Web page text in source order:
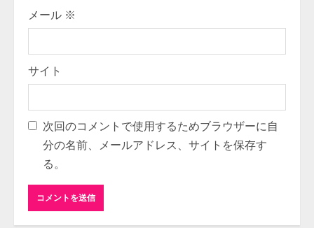
メール ※
サイト
次回のコメントで使用するためブラウザーに自
分の名前、メールアドレス、サイトを保存す
る。